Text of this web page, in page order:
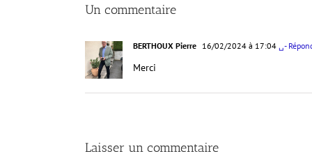
Un commentaire
BERTHOUX Pierre 16/02/2024 à 17:04 ␣-
Merci
Laisser un commentaire